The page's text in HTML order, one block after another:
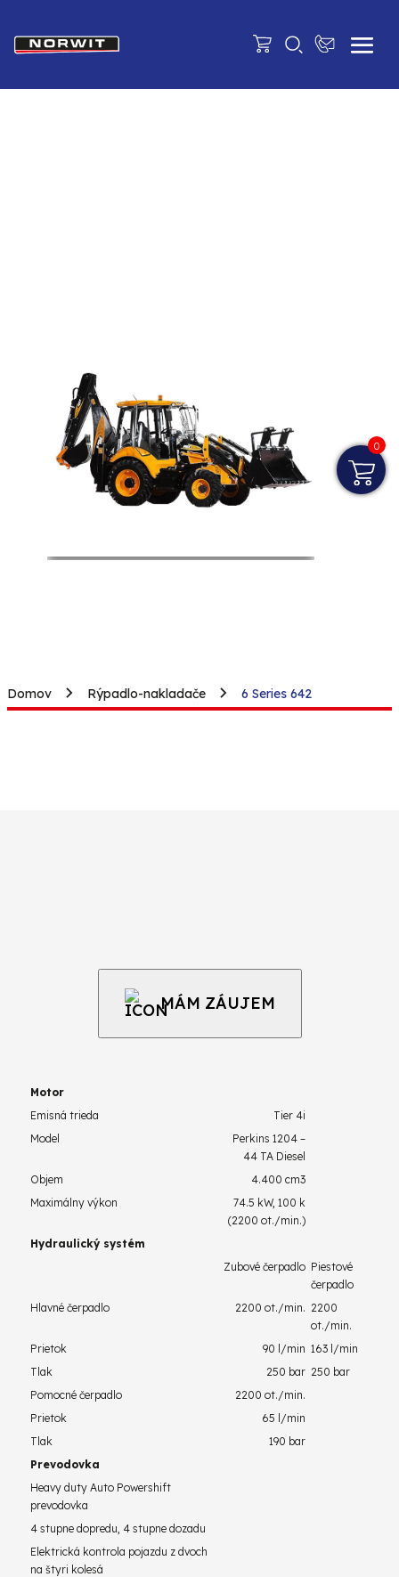
0
Domov Rýpadlo-nakladače 6 Series 642
MÁM ZÁUJEM
Motor
Emisná trieda
Tier 4i
Model
Perkins 1204 –
44 TA Diesel
Objem
4.400 cm3
Maximálny výkon
74.5 kW, 100 k
(2200 ot./min.)
Hydraulický systém
Zubové čerpadlo Piestové
čerpadlo
Hlavné čerpadlo
2200 ot./min. 2200
ot./min.
Prietok
90 l/min 163 l/min
Tlak
250 bar 250 bar
Pomocné čerpadlo
2200 ot./min.
Prietok
65 l/min
Tlak
190 bar
Prevodovka
Heavy duty Auto Powershift
prevodovka
4 stupne dopredu, 4 stupne dozadu
Elektrická kontrola pojazdu z dvoch
na štyri kolesá